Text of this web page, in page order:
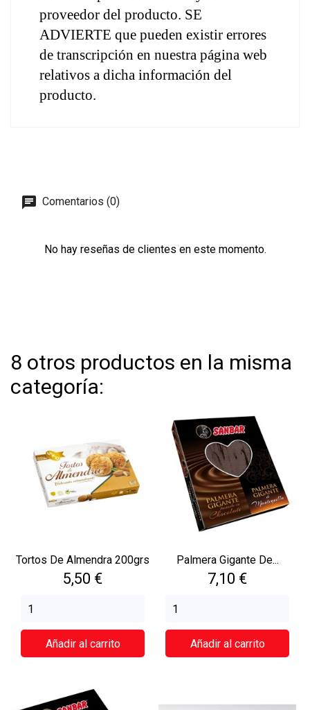
proveedor del producto. SE
ADVIERTE que pueden existir errores
de transcripción en nuestra página web
relativos a dicha información del
producto.
Comentarios (0)
No hay reseñas de clientes en este momento.
8 otros productos en la misma
categoría:
Tortos De Almendra 200grs
Precio
5,50 €
Añadir al carrito
Palmera Gigante De...
Precio
7,10 €
Añadir al carrito